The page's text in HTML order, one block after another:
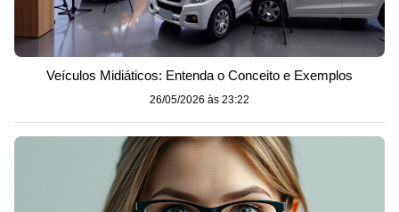
Veículos Midiáticos: Entenda o Conceito e Exemplos
26/05/2026 às 23:22